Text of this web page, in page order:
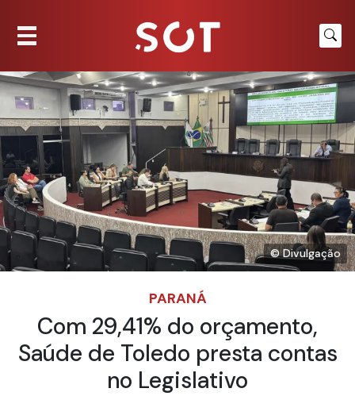
© Divulgação
PARANÁ
Com 29,41% do orçamento,
Saúde de Toledo presta contas
no Legislativo